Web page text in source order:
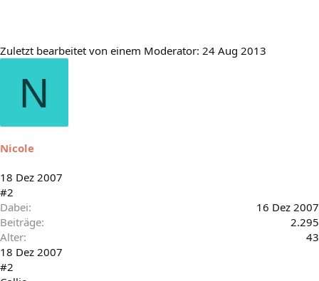
Zuletzt bearbeitet von einem Moderator: 24 Aug 2013
N
Nicole
18 Dez 2007
#2
Dabei
16 Dez 2007
Beiträge
2.295
Alter
43
18 Dez 2007
#2